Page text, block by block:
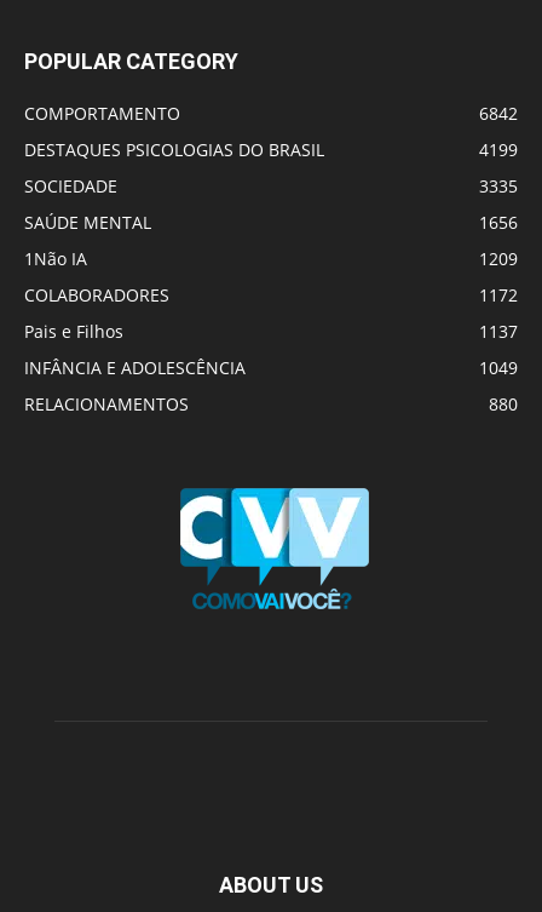
POPULAR CATEGORY
COMPORTAMENTO
6842
DESTAQUES PSICOLOGIAS DO BRASIL
4199
SOCIEDADE
3335
SAÚDE MENTAL
1656
1Não IA
1209
COLABORADORES
1172
Pais e Filhos
1137
INFÂNCIA E ADOLESCÊNCIA
1049
RELACIONAMENTOS
880
ABOUT US